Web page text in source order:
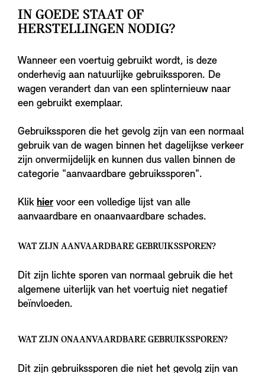
IN GOEDE STAAT OF
HERSTELLINGEN NODIG?
Wanneer een voertuig gebruikt wordt, is deze
onderhevig aan natuurlijke gebruikssporen. De
wagen verandert dan van een splinternieuw naar
een gebruikt exemplaar.
Gebruikssporen die het gevolg zijn van een normaal
gebruik van de wagen binnen het dagelijkse verkeer
zijn onvermijdelijk en kunnen dus vallen binnen de
categorie "aanvaardbare gebruikssporen".
Klik hier voor een volledige lijst van alle
aanvaardbare en onaanvaardbare schades.
WAT ZIJN AANVAARDBARE GEBRUIKSSPOREN?
Dit zijn lichte sporen van normaal gebruik die het
algemene uiterlijk van het voertuig niet negatief
beïnvloeden.
WAT ZIJN ONAANVAARDBARE GEBRUIKSSPOREN?
Dit zijn gebruikssporen die niet het gevolg zijn van